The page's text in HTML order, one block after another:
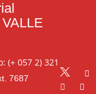
(+ 057 2) 321
7687